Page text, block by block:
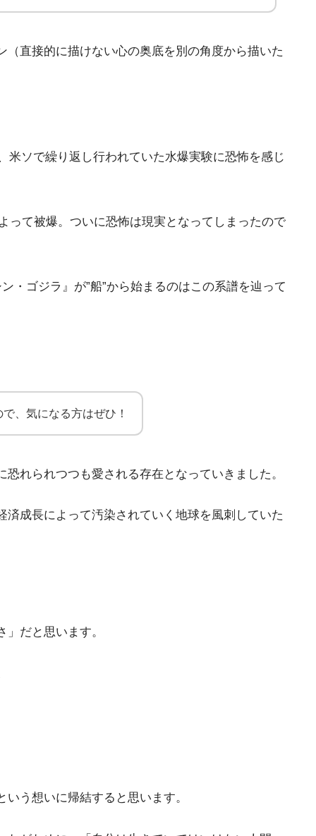
直接的に描けない心の奥底を別の角度から描いた
米ソで繰り返し行われていた水爆実験に恐怖を感じ
って被爆。ついに恐怖は現実となってしまったので
・ゴジラ』が”船”から始まるのはこの系譜を辿って
、気になる方はぜひ！
れられつつも愛される存在となっていきました。
成長によって汚染されていく地球を風刺していた
だと思います。
う想いに帰結すると思います。